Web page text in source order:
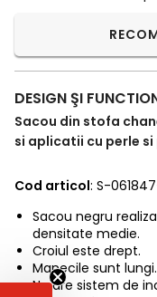
DESIGN ŞI
Sacou din stofa
si aplicatii cu perle
Cod articol: S-
Sacou negru
densitate medie.
Croiul este drept.
Manecile sunt lungi.
Nu are sistem de